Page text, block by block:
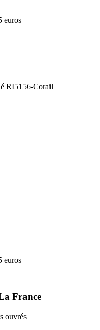
euros
RI5156-Corail
euros
France
ouvrés